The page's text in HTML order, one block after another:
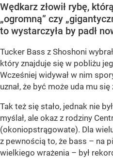
Wędkarz złowił rybę,
„ogromną” czy
to wystarczyła by padł
Tucker Bass z Shoshoni
który znajduje się w pobliżu
Wcześniej widywał w nim
uznał, że być może uda mu
Tak też się stało, jednak nie
myślał, ale okaz z rodziny
(okoniopstrągowate). Dla
z pewnością to, że bass – na
wielkiego wrażenia – był